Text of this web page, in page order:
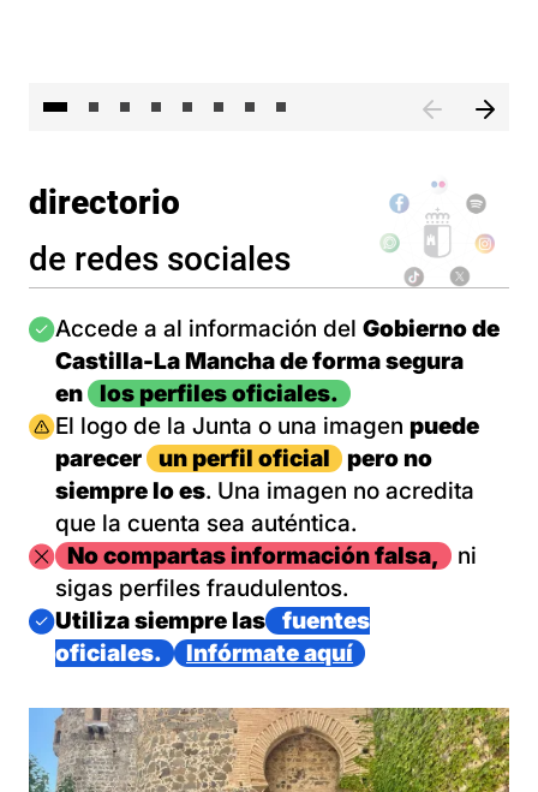
directorio
de redes sociales
Imagen
Accede a al información del Gobierno de
Castilla-La Mancha de forma segura
en
los perfiles oficiales.
Imagen
El logo de la Junta o una imagen puede
parecer
un perfil oficial
pero no
siempre lo es. Una imagen no acredita
que la cuenta sea auténtica.
ImagenNo compartas información falsa,
ni
sigas perfiles fraudulentos.
Imagen
Utiliza siempre las
fuentes
oficiales.
Infórmate aquí